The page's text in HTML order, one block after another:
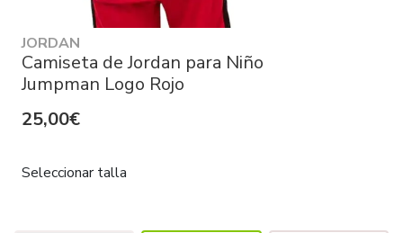
JORDAN
Camiseta de Jordan para Niño
Jumpman Logo Rojo
25,00€
Seleccionar talla